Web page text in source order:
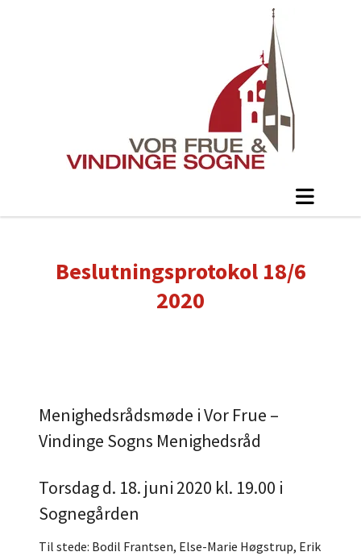
Beslutningsprotokol 18/6
2020
Menighedsrådsmøde i Vor Frue –
Vindinge Sogns Menighedsråd
Torsdag d. 18. juni 2020 kl. 19.00 i
Sognegården
Til stede: Bodil Frantsen, Else-Marie Høgstrup, Erik